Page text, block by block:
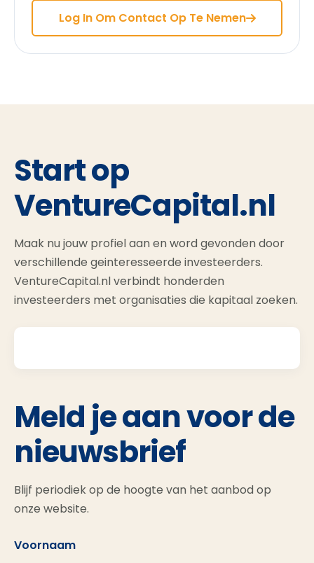
Log In Om Contact Op Te Nemen
Start op
VentureCapital.nl
Maak nu jouw profiel aan en word gevonden door
verschillende geinteresseerde investeerders.
VentureCapital.nl verbindt honderden
investeerders met organisaties die kapitaal zoeken.
Meld je aan voor de
nieuwsbrief
Blijf periodiek op de hoogte van het aanbod op
onze website.
Voornaam